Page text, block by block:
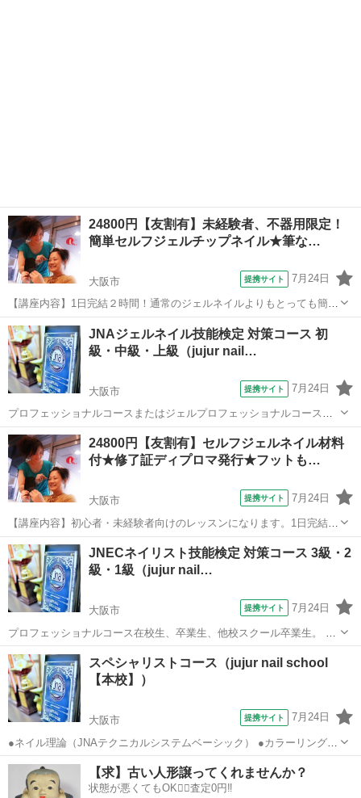
24800円【友割有】未経験者、不器用限定！
簡単セルフジェルチップネイル★筆な…
大阪市 提携サイト 7月24日
【講座内容】1日完結２時間！通常のジェルネイルよりもとっても簡単
にご自宅でセルフジェルネイルが楽しめるようになるレッスンです。
デザインは決まったチップタイプのジェルからお選びください。未経
験、初心者、不器用、中高年の方向けの...
大阪 大阪市
JNAジェルネイル技能検定 対策コース 初
級・中級・上級（jujur nail…
大阪市 提携サイト 7月24日
プロフェッショナルコースまたはジェルプロフェッショナルコース在
校生、卒業生、他校スクール卒業生。 試験内容を勉強されている
方。 試験を受験したが不合格だった方。
大阪 大阪市 ネイル
24800円【友割有】セルフジェルネイル材料
付★修了証ディプロマ発行★フットも…
大阪市 提携サイト 7月24日
【講座内容】初心者・未経験者向けのレッスンになります。1日完結3
時間！ご自宅で気軽にセルフジェルネイルが楽しめるようになるレッ
スンです。デザインは特に指定が無ければ、未経験・初心者の方でも
簡単なラメグラデーションを予定。オフ...
大阪 大阪市 ネイル
JNECネイリスト技能検定 対策コース 3級・2
級・1級（jujur nail…
大阪市 提携サイト 7月24日
プロフェッショナルコース在校生、卒業生、他校スクール卒業生。 試
験内容を勉強されている方。 試験を受験したが不合格だった方。
大阪 大阪市
スペシャリストコース（jujur nail school
【本校】）
大阪市 提携サイト 7月24日
●ネイル理論（JNAテクニカルシステムベーシック） ●カラーリング
（赤マット・パール・フレンチ・マーブル） ●リペア（ラップ・チッ
プラップ） ●アート（ペイント・3D・エンボス・Wマーブル・エアブ
ラシ） ●アクリルスカルプ（...
大阪 大阪市 ネイル
【求】古い人形譲ってくれませんか？
状態が悪くてもOK🙆‍♀️査定0円‼️